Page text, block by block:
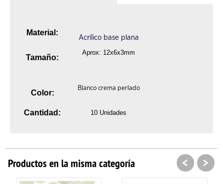
Material:
Acrílico base plana
Tamaño:
Aprox: 12x6x3mm
Color:
Blanco crema perlado
Cantidad: 10 Unidades
Productos en la misma categoría < >